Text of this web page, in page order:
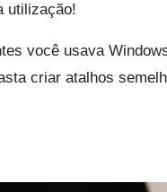
utilização!
você usava
criar atalhos